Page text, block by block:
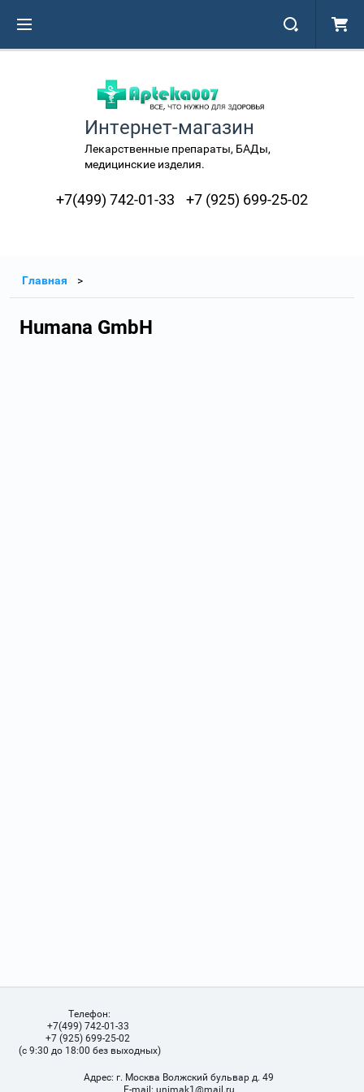
Интернет-магазин
Лекарственные препараты, БАДы,
медицинские изделия.
+7(499) 742-01-33 +7 (925) 699-25-02
Главная
Humana GmbH
Телефон:
+7(499) 742-01-33
+7 (925) 699-25-02
(с 9:30 до 18:00 без выходных)
Адрес: г. Москва Волжский бульвар д. 49
Е-mail: unimak1@mail.ru